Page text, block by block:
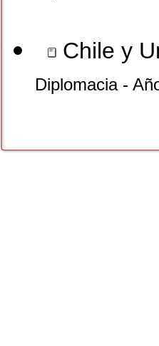
Chile y
Diplomacia -